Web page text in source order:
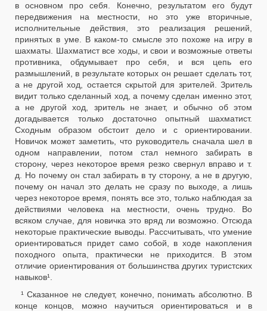
в основном про себя. Конечно, результатом его будут
передвижения на местности, но это уже вторичные,
исполнительные действия, это реализация решений,
принятых в уме. В каком-то смысле это похоже на игру в
шахматы. Шахматист все ходы, и свои и возможные ответы
противника, обдумывает про себя, и вся цепь его
размышлений, в результате которых он решает сделать тот,
а не другой ход, остается скрытой для зрителей. Зритель
видит только сделанный ход, а почему сделан именно этот,
а не другой ход, зритель не знает, и обычно об этом
догадывается только достаточно опытный шахматист.
Сходным образом обстоит дело и с ориентировании.
Новичок может заметить, что руководитель сначала шел в
одном направлении, потом стал немного забирать в
сторону, через некоторое время резко свернул вправо и т.
д. Но почему он стал забирать в ту сторону, а не в другую,
почему он начал это делать не сразу по выходе, а лишь
через некоторое время, понять все это, только наблюдая за
действиями человека на местности, очень трудно. Во
всяком случае, для новичка это вряд ли возможно. Отсюда
некоторые практические выводы. Рассчитывать, что умение
ориентироваться придет само собой, в ходе накопления
походного опыта, практически не приходится. В этом
отличие ориентирования от большинства других туристских
навыков¹.
¹ Сказанное не следует, конечно, понимать абсолютно. В
конце концов, можно научиться ориентироваться и в